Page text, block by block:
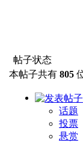
帖子状态
本帖子共有 805
话题
投票
悬赏